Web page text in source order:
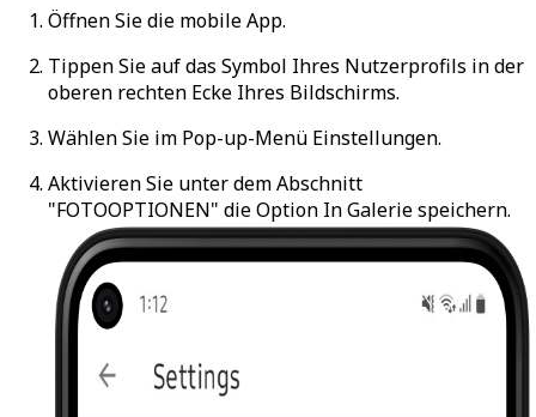
Öffnen Sie die mobile App.
Tippen Sie auf das Symbol Ihres Nutzerprofils in der
oberen rechten Ecke Ihres Bildschirms.
Wählen Sie im Pop-up-Menü Einstellungen.
Aktivieren Sie unter dem Abschnitt
"FOTOOPTIONEN" die Option In Galerie speichern.